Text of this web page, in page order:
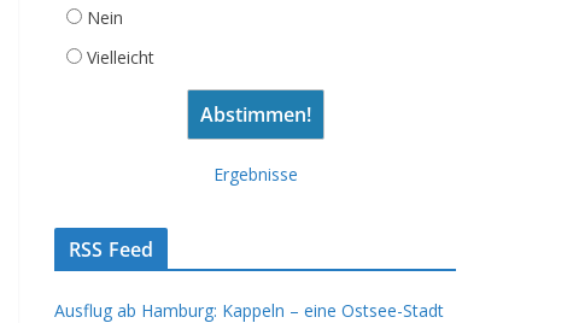
Nein
Vielleicht
Ergebnisse
RSS Feed
Ausflug ab Hamburg: Kappeln – eine Ostsee-Stadt